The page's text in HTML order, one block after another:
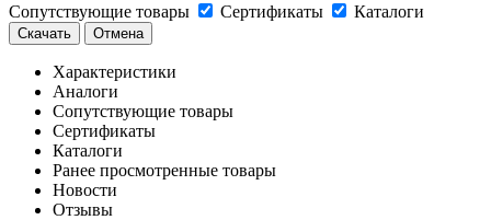
Сопутствующие товары
Сертификаты Каталоги
Скачать Отмена
Характеристики
Аналоги
Сопутствующие товары
Сертификаты
Каталоги
Ранее просмотренные товары
Новости
Отзывы